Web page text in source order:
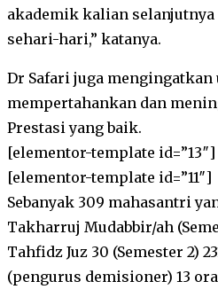
akademik kalian
sehari-hari,” katanya.
Dr Safari juga mengingatkan
mempertahankan dan
Prestasi yang baik.
[elementor-template id=”13″]
[elementor-template id=”11″]
Sebanyak 309 mahasantri
Takharruj Mudabbir/ah
Tahfidz Juz 30 (Semester 2)
(pengurus demisioner) 13